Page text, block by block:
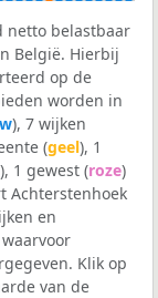
netto belastbaar
België. Hierbij
op de
worden in
), 7 wijken
(geel), 1
), 1 gewest (roze)
Achterstenhoek
en
Klik op
van de